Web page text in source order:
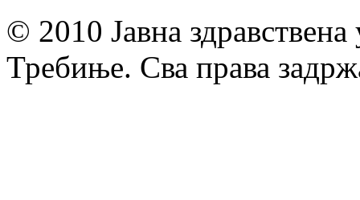
© 2010 Јавна
Требиње. Сва права